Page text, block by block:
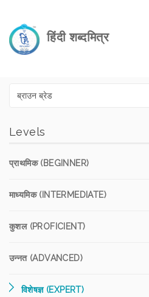
हिंदी शब्दमित्र
Levels
प्राथमिक (BEGINNER)
माध्यमिक (INTERMEDIATE)
कुशल (PROFICIENT)
उन्नत (ADVANCED)
विशेषज्ञ (EXPERT)